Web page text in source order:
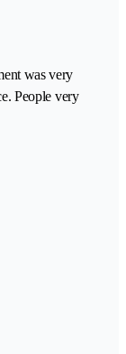
was very
People very